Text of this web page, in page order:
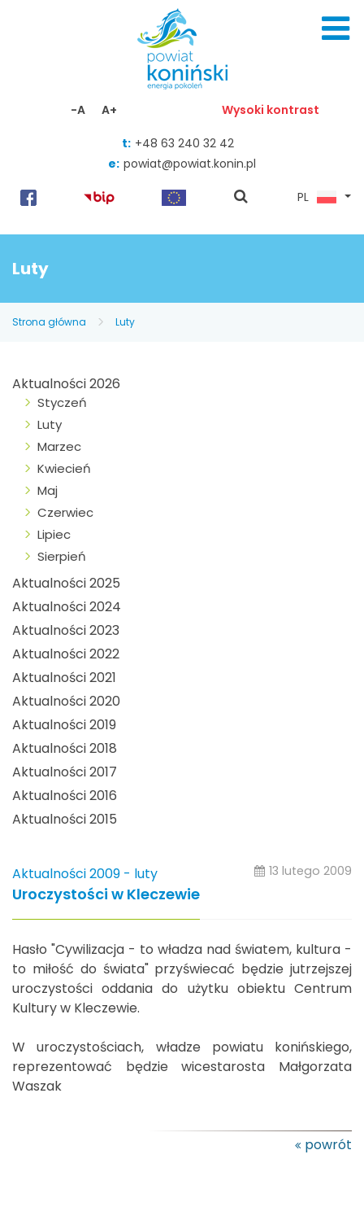
-A A+ Wysoki kontrast
t: +48 63 240 32 42
e: powiat@powiat.konin.pl
pokaż
PL
Luty
Strona główna Luty
Aktualności 2026
Styczeń
Luty
Marzec
Kwiecień
Maj
Czerwiec
Lipiec
Sierpień
Aktualności 2025
Aktualności 2024
Aktualności 2023
Aktualności 2022
Aktualności 2021
Aktualności 2020
Aktualności 2019
Aktualności 2018
Aktualności 2017
Aktualności 2016
Aktualności 2015
Aktualności 2009 - luty 13 lutego 2009
Uroczystości w Kleczewie
Hasło "Cywilizacja - to władza nad światem, kultura -
to miłość do świata" przyświecać będzie jutrzejszej
uroczystości oddania do użytku obiektu Centrum
Kultury w Kleczewie.
W uroczystościach, władze powiatu konińskiego,
reprezentować będzie wicestarosta Małgorzata
Waszak
powrót